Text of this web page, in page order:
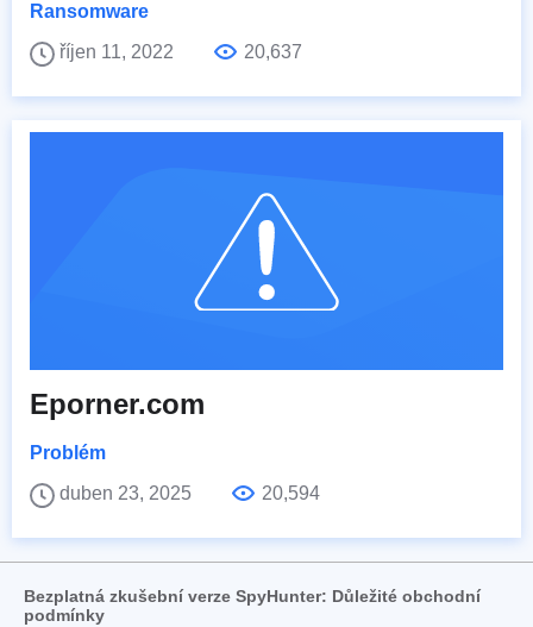
Ransomware
říjen 11, 2022
20,637
Eporner.com
Problém
duben 23, 2025
20,594
Bezplatná zkušební verze SpyHunter: Důležité obchodní
podmínky